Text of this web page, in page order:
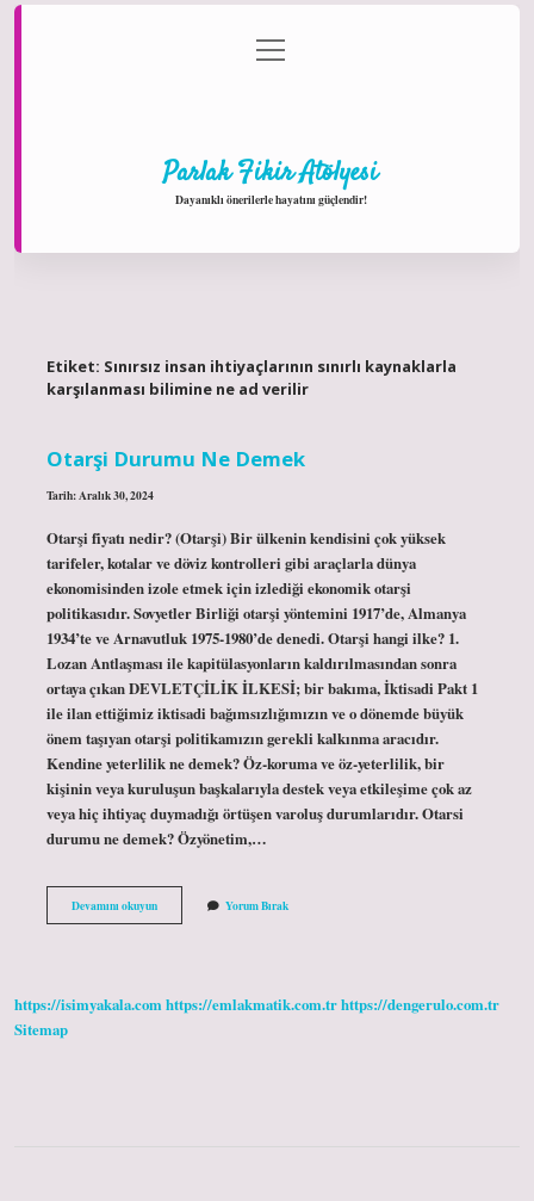
Gizlilik Politikası
menüyü
aç
Parlak Fikir Atölyesi
Dayanıklı önerilerle hayatını güçlendir!
Etiket: Sınırsız insan ihtiyaçlarının sınırlı kaynaklarla
karşılanması bilimine ne ad verilir
Otarşi Durumu Ne Demek
Tarih: Aralık 30, 2024
Otarşi fiyatı nedir? (Otarşi) Bir ülkenin kendisini çok yüksek
tarifeler, kotalar ve döviz kontrolleri gibi araçlarla dünya
ekonomisinden izole etmek için izlediği ekonomik otarşi
politikasıdır. Sovyetler Birliği otarşi yöntemini 1917’de, Almanya
1934’te ve Arnavutluk 1975-1980’de denedi. Otarşi hangi ilke? 1.
Lozan Antlaşması ile kapitülasyonların kaldırılmasından sonra
ortaya çıkan DEVLETÇİLİK İLKESİ; bir bakıma, İktisadi Pakt 1
ile ilan ettiğimiz iktisadi bağımsızlığımızın ve o dönemde büyük
önem taşıyan otarşi politikamızın gerekli kalkınma aracıdır.
Kendine yeterlilik ne demek? Öz-koruma ve öz-yeterlilik, bir
kişinin veya kuruluşun başkalarıyla destek veya etkileşime çok az
veya hiç ihtiyaç duymadığı örtüşen varoluş durumlarıdır. Otarsi
durumu ne demek? Özyönetim,…
Devamını okuyunOtarşi
Durumu
Yorum Bırak
https://isimyakala.comhttps://emlakmatik.com.trhttps://dengerulo.com.tr
Sitemap